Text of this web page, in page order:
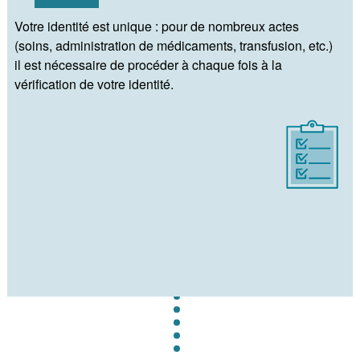
Votre identité est unique : pour de nombreux actes
(soins, administration de médicaments, transfusion, etc.)
il est nécessaire de procéder à chaque fois à la
vérification de votre identité.